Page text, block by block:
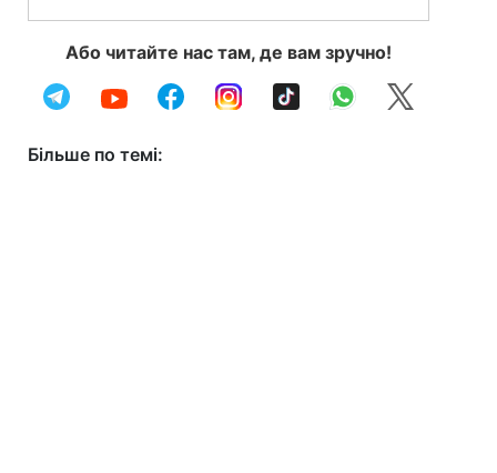
Або читайте нас там, де вам зручно!
Більше по темі: